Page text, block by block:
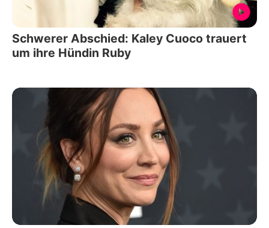
Schwerer Abschied: Kaley Cuoco trauert
um ihre Hündin Ruby